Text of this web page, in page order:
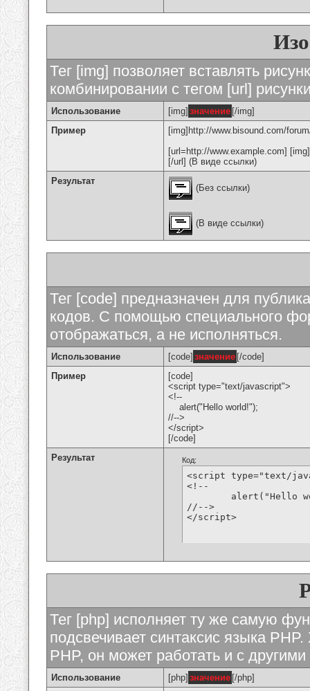
Тег [img] позволяет вставлять
комбинировании с тегом [url]
Использование [img] значение [/img]
Пример
[img]http://www.bisound.com/
[url=http://www.example.com]
[/url] (В виде ссылки)
Результат
(Без ссылки)
(В виде ссылки)
Тег [code] предназначен для
кодов. С помощью специального
отображаться, а не исполняться.
Использование [code] значение [/code]
Пример
[code]
<script type="text/javascript">
<!--
alert("Hello world!");
//-->
</script>
[/code]
Результат
Код:
<script type="text/
<!--
//-->
</script>
Тег [php] исполняет ту же самую
подсвечивает синтаксис языка
PHP, он может работать и с
Использование [php] значение [/php]